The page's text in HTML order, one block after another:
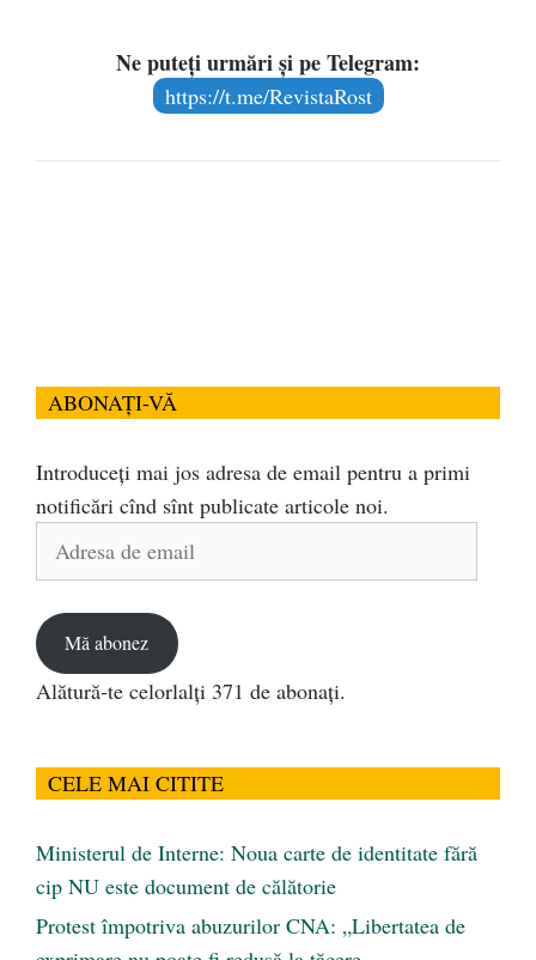
Ne puteți urmări și pe Telegram:
https://t.me/RevistaRost
ABONAȚI-VĂ
Introduceți mai jos adresa de email pentru a primi
notificări cînd sînt publicate articole noi.
Mă abonez
Alătură-te celorlalți 371 de abonați.
CELE MAI CITITE
Ministerul de Interne: Noua carte de identitate fără
cip NU este document de călătorie
Protest împotriva abuzurilor CNA: „Libertatea de